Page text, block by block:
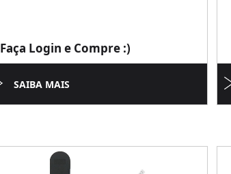
Faça Login e Compre :)
SAIBA MAIS